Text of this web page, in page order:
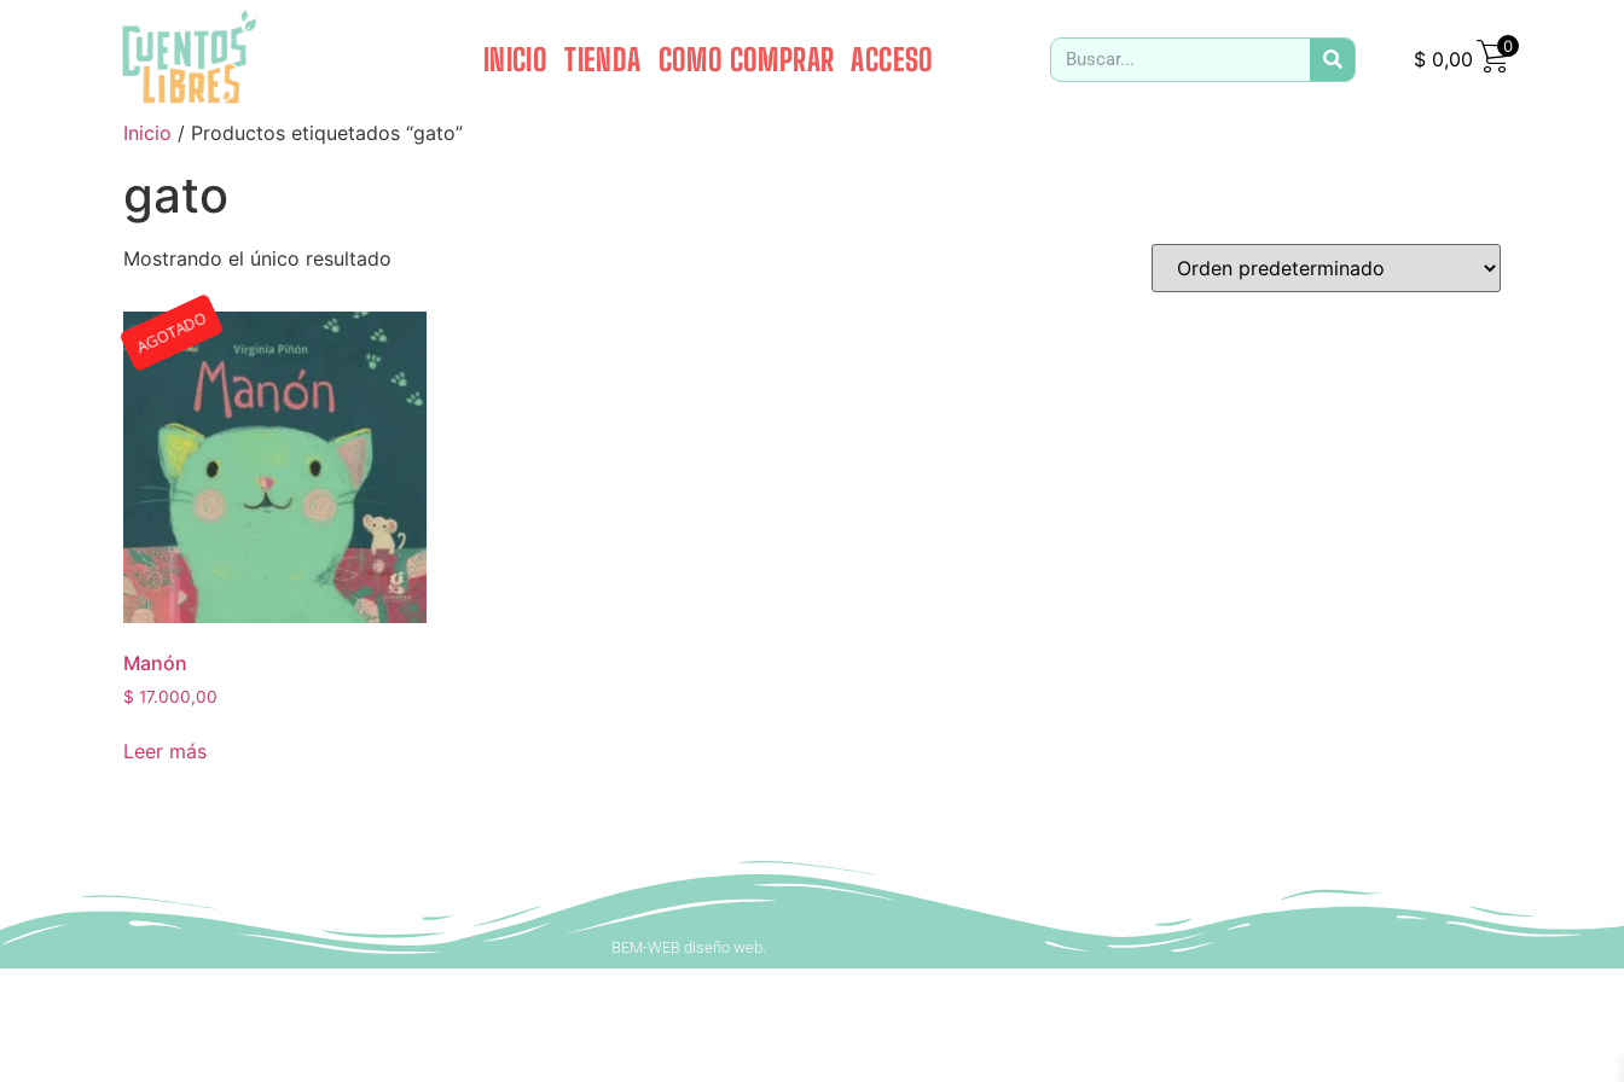
INICIO TIENDA COMO COMPRAR ACCESO $0,00
0
Inicio / Productos etiquetados “gato”
gato
Mostrando el único resultado
AGOTADO
Manón
$ 17.000,00
Leer más
BEM-WEB diseño web.